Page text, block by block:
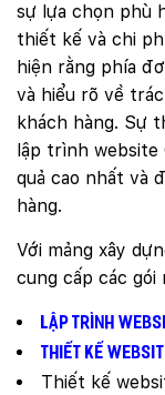
sự lựa chọn phù
thiết kế và chi
hiện rằng phía
và hiểu rõ về
khách hàng. Sự
lập trình
quả cao nhất và
hàng.
Với mảng xây
cung cấp các gói
Lập trình
Thiết kế
Thiết kế